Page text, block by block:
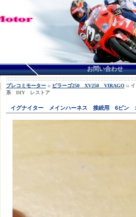
お問い合わせ
プレコミモーター :: ビラーゴ250 XV250 VIRAGO ::
系 DIY レストア
イグナイター メインハーネス 接続用 6ピン